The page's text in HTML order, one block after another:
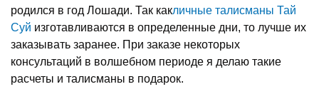
родился в год Лошади. Так какличные талисманы Тай
Суй изготавливаются в определенные дни, то лучше их
заказывать заранее. При заказе некоторых
консультаций в волшебном периоде я делаю такие
расчеты и талисманы в подарок.